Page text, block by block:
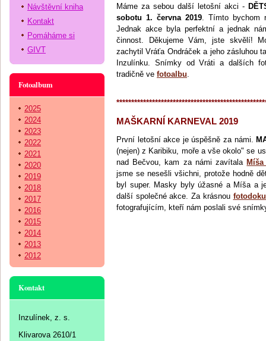
Máme za sebou další letošní akci -
sobotu 1. června 2019. Tímto bychom
Jednak akce byla perfektní a jednak
činnost. Děkujeme Vám, jste skvělí!
zachytil Vráťa Ondráček a jeho zásluhou
Inzulínku. Snímky od Vráti a dalších
tradičně ve fotoalbu.
MAŠKARNÍ KARNEVAL 2019
První letošní akce je úspěšně za námi.
(nejen) z Karibiku, moře a vše okolo" se
nad Bečvou, kam za námi zavítala
jsme se nesešli všichni, protože hodně
byl super. Masky byly úžasné a Míša a
další společné akce. Za krásnou
fotografujícím, kteří nám poslali své
Návštěvní kniha
Kontakt
Pomáháme si
GIVT
Fotoalbum
2025
2024
2023
2022
2021
2020
2019
2018
2017
2016
2015
2014
2013
2012
Kontakt
Inzulínek, z. s.
Klivarova 2610/1